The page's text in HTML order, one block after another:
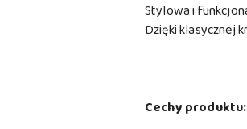
Stylowa i
Dzięki klasycznej
Cechy produktu: